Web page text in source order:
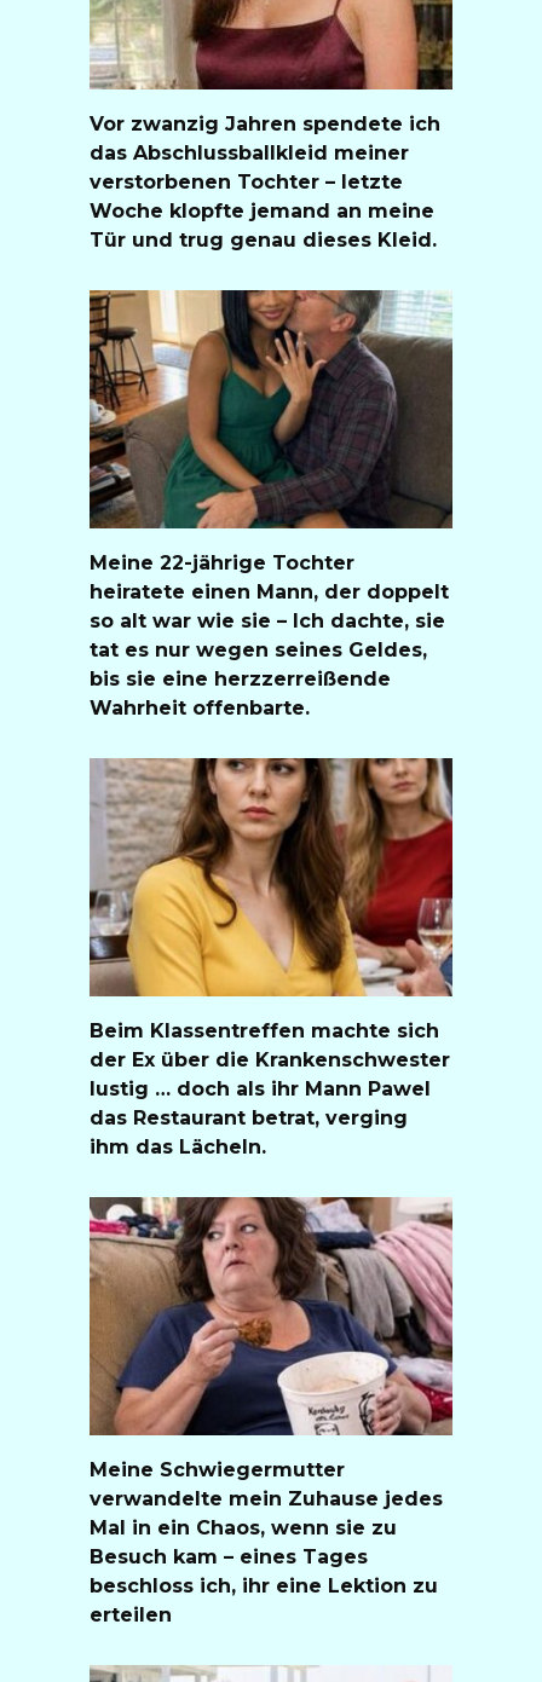
Vor zwanzig Jahren spendete ich
das Abschlussballkleid meiner
verstorbenen Tochter – letzte
Woche klopfte jemand an meine
Tür und trug genau dieses Kleid.
Meine 22-jährige Tochter
heiratete einen Mann, der doppelt
so alt war wie sie – Ich dachte, sie
tat es nur wegen seines Geldes,
bis sie eine herzzerreißende
Wahrheit offenbarte.
Beim Klassentreffen machte sich
der Ex über die Krankenschwester
lustig … doch als ihr Mann Pawel
das Restaurant betrat, verging
ihm das Lächeln.
Meine Schwiegermutter
verwandelte mein Zuhause jedes
Mal in ein Chaos, wenn sie zu
Besuch kam – eines Tages
beschloss ich, ihr eine Lektion zu
erteilen